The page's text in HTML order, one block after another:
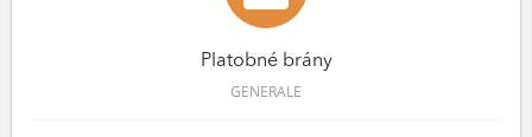
Platobné brány
GENERALE